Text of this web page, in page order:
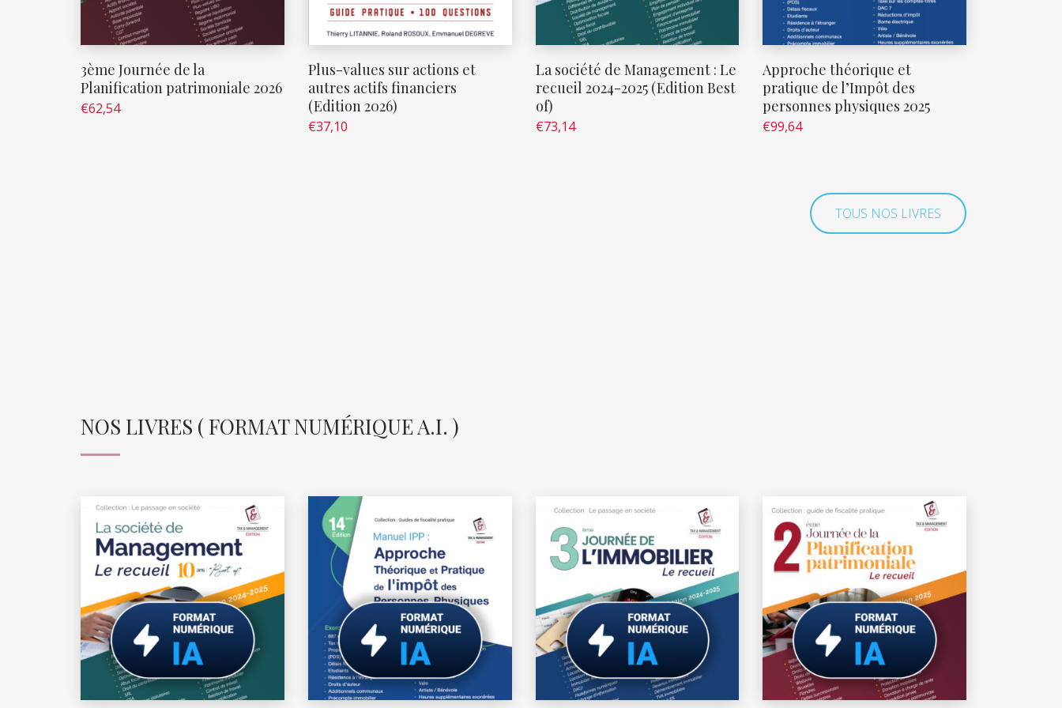
3ème Journée de la
Planification patrimoniale 2026
€62,54
Plus-values sur actions et
autres actifs financiers
(Edition 2026)
€37,10
La société de Management : Le
recueil 2024-2025 (Edition Best
of)
€73,14
Approche théorique et
pratique de l’Impôt des
personnes physiques 2025
€99,64
TOUS NOS LIVRES
NOS LIVRES ( FORMAT NUMÉRIQUE A.I. )